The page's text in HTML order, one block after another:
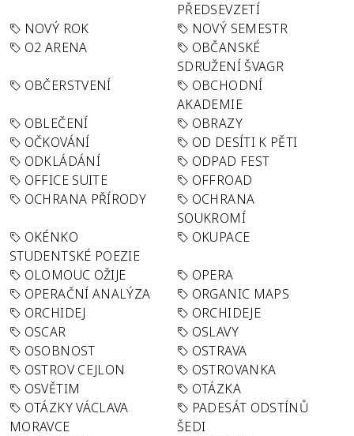
PŘEDSEVZETÍ
NOVÝ ROK
NOVÝ SEMESTR
O2 ARENA
OBČANSKÉ
SDRUŽENÍ ŠVAGR
OBČERSTVENÍ
OBCHODNÍ
AKADEMIE
OBLEČENÍ
OBRAZY
OČKOVÁNÍ
OD DESÍTI K PĚTI
ODKLÁDÁNÍ
ODPAD FEST
OFFICE SUITE
OFFROAD
OCHRANA PŘÍRODY
OCHRANA
SOUKROMÍ
OKÉNKO
STUDENTSKÉ POEZIE
OKUPACE
OLOMOUC OŽIJE
OPERA
OPERAČNÍ ANALÝZA
ORGANIC MAPS
ORCHIDEJ
ORCHIDEJE
OSCAR
OSLAVY
OSOBNOST
OSTRAVA
OSTROV CEJLON
OSTROVANKA
OSVĚTIM
OTÁZKA
OTÁZKY VÁCLAVA
MORAVCE
PADESÁT ODSTÍNŮ
ŠEDI